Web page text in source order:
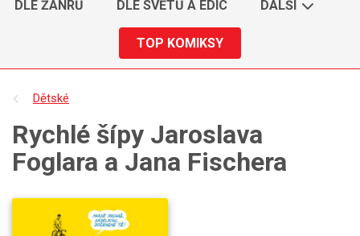
DLE ŽÁNRŮ DLE SVĚTŮ A EDIC DALŠÍ
TOP KOMIKSY
Dětské
Rychlé šípy Jaroslava
Foglara a Jana Fischera